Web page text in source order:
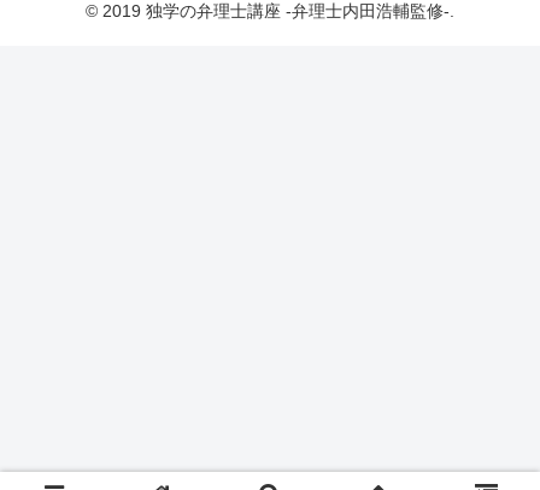
© 2019 独学の弁理士講座 -弁理士内田浩輔監修-.